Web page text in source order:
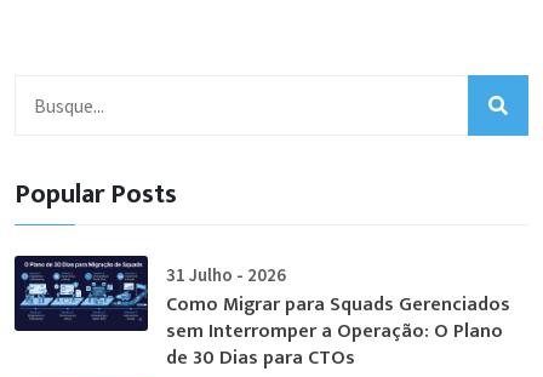
Popular Posts
31 Julho - 2026
Como Migrar para Squads Gerenciados
sem Interromper a Operação: O Plano
de 30 Dias para CTOs